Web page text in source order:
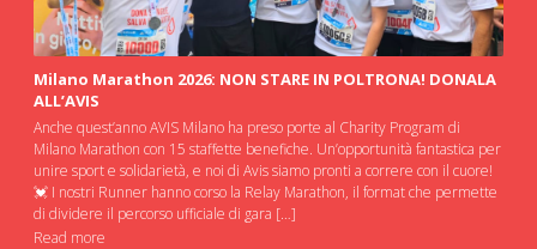
Milano Marathon 2026: NON STARE IN POLTRONA! DONALA
ALL’AVIS
Anche quest’anno AVIS Milano ha preso porte al Charity Program di
Milano Marathon con 15 staffette benefiche. Un’opportunità fantastica per
unire sport e solidarietà, e noi di Avis siamo pronti a correre con il cuore!
💓 I nostri Runner hanno corso la Relay Marathon, il format che permette
di dividere il percorso ufficiale di gara […]
Read more